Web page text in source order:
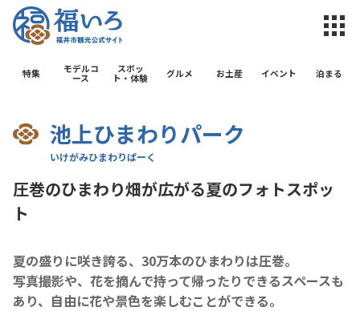
福井市観光
特集
モデルコ
ース
スポッ
ト・体験
グルメ お土産 イベント 泊まる
池上ひまわりパーク
圧巻のひまわり畑が広がる夏のフォトスポッ
ト
夏の盛りに咲き誇る、30万本のひまわりは圧巻。
写真撮影や、花を摘んで持って帰ったりできるスペースも
あり、自由に花や景色を楽しむことができる。